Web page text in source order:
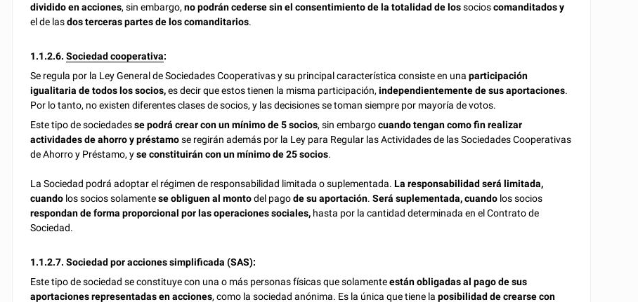
dividido en acciones, sin embargo,no podrán cederse sin el consentimiento de la totalidad de lossocioscomanditados y
el de lasdos terceras partes de los comanditarios.
1.1.2.6.Sociedad cooperativa:
Se regula por la Ley General de Sociedades Cooperativas y su principal característica consiste en unaparticipación
igualitaria de todos los socios,es decir que estos tienen la misma participación,independientemente de sus aportaciones.
Por lo tanto, no existen diferentes clases de socios, y las decisiones se toman siempre por mayoría de votos.
Este tipo de sociedadesse podrá crear con un mínimo de 5 socios, sin embargocuando tengan como fin realizar
actividades de ahorro y préstamose regirán además por la Ley para Regular las Actividades de las Sociedades Cooperativas
de Ahorro y Préstamo, yse constituirán con un mínimo de 25 socios.
La Sociedad podrá adoptar el régimen de responsabilidad limitada o suplementada.La responsabilidad será limitada,
cuando los socios solamentese obliguen al montodel pagode su aportación.Será suplementada, cuando los socios
respondan de forma proporcional por las operaciones sociales, hasta por la cantidad determinada en el Contrato de
Sociedad.
1.1.2.7. Sociedad por acciones simplificada (SAS):
Este tipo de sociedad se constituye con una o más personas físicas que solamenteestán obligadas al pago de sus
aportaciones representadas enacciones, como la sociedad anónima. Es la única quetiene laposibilidad de crearse con